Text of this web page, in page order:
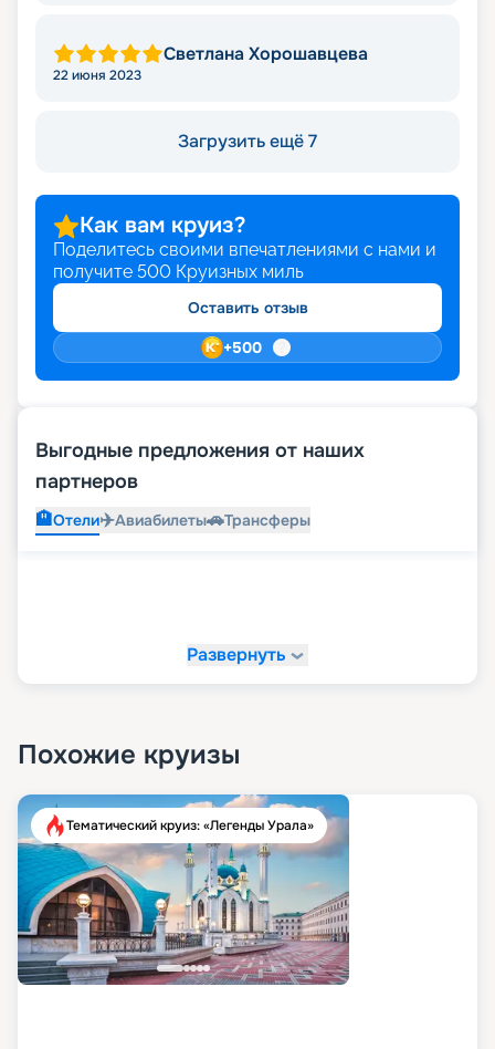
Светлана Хорошавцева
22 июня 2023
Загрузить ещё 7
Как вам круиз?
Поделитесь своими впечатлениями с нами и
получите 500 Круизных миль
Оставить отзыв
+500
Выгодные предложения от наших
партнеров
🏨Отели✈️Авиабилеты🚗Трансферы
Развернуть
Похожие круизы
Тематический круиз: «Легенды Урала»